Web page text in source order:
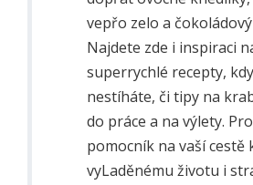
vepřo zelo a
Najdete zde i inspiraci
superrychlé recepty,
nestíháte, či tipy na
do práce a na výlety.
pomocník na vaší cestě
vyLaděnému životu i